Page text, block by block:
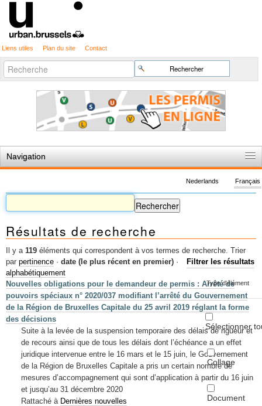
Liens utiles Plan du site Contact
Chercher par
Recherche
avancée…
Navigation
Règles du jeu
Permis d'urbanisme
Cartographie
Etudes et publications
Mots-clés
Renseignements urbanistiques
Français
Nederlands
Résultats de recherche
Il y a 119 éléments qui correspondent à vos termes de recherche.
Filtrer les résultats
Type d'élément
Sélectionner
Collage
Document
Trier
par pertinence · date (le plus récent en premier) ·
alphabétiquement
Nouvelles obligations pour le demandeur de permis : Arrêté de
pouvoirs spéciaux n° 2020/037 modifiant l’arrêté du Gouvernement
de la Région de Bruxelles Capitale du 25 avril 2019 réglant la forme
des décisions
Suite à la levée de la suspension temporaire des délais de rigueur et
de recours ainsi que de tous les délais dont l’échéance a un effet
juridique intervenue entre le 16 mars et le 15 juin, le Gouvernement
de la Région de Bruxelles Capitale a pris un certain nombre de
mesures d’accompagnement qui sont d’application à partir du 16 juin
et jusqu’au 31 décembre 2020
Rattaché à Dernières nouvelles